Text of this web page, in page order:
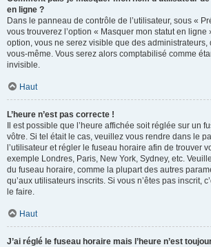
en ligne ?
Dans le panneau de contrôle de l’utilisateur, sous «
vous trouverez l’option « Masquer mon statut en ligne
option, vous ne serez visible que des administrateurs,
vous-même. Vous serez alors comptabilisé comme
invisible.
Haut
L’heure n’est pas correcte !
Il est possible que l’heure affichée soit réglée sur un
vôtre. Si tel était le cas, veuillez vous rendre dans le
l’utilisateur et régler le fuseau horaire afin de trouver
exemple Londres, Paris, New York, Sydney, etc.
du fuseau horaire, comme la plupart des autres
qu’aux utilisateurs inscrits. Si vous n’êtes pas inscrit,
le faire.
Haut
J’ai réglé le fuseau horaire mais l’heure n’est